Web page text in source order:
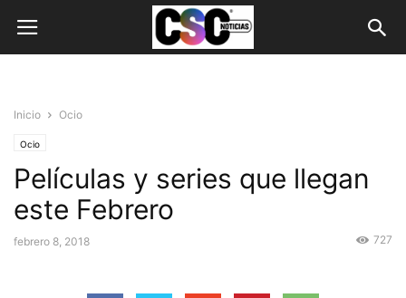
Inicio Ocio
Ocio
Películas y series que llegan
este Febrero
febrero 8, 2018 727